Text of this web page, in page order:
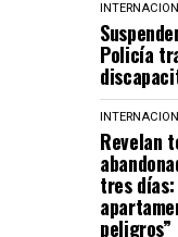
Policía
Revelan
tres
peligros”